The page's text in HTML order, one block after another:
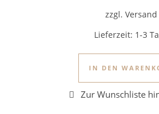
zzgl. Versand
Lieferzeit: 1-3
IN DEN